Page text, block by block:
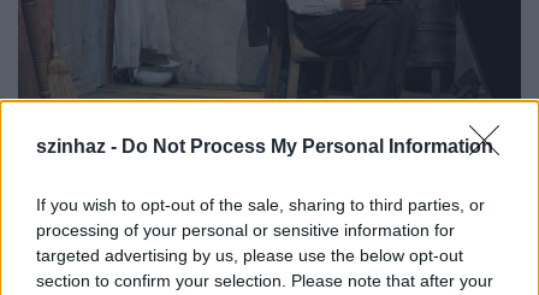
szinhaz - Do Not Process My Personal Information
If you wish to opt-out of the sale, sharing to third parties, or
processing of your personal or sensitive information for
targeted advertising by us, please use the below opt-out
section to confirm your selection. Please note that after your
Az egyetemes érvényű gogoli műnek van-e olyan
eleme, amely a mai Magyarországon különösen
eltalál bennünket?